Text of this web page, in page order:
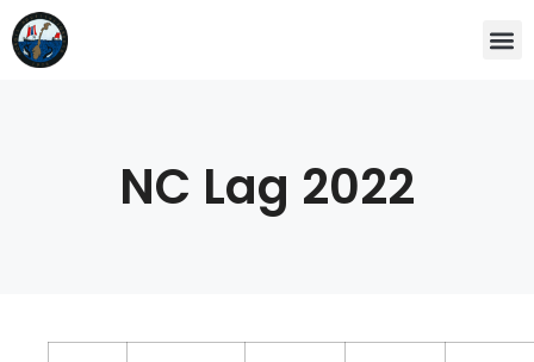
NC Lag 2022